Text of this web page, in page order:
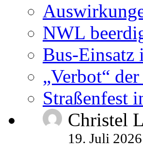
NWL
Bus-Einsatz
„Verbot“
Straßenfest
Christel
19. Juli 2026